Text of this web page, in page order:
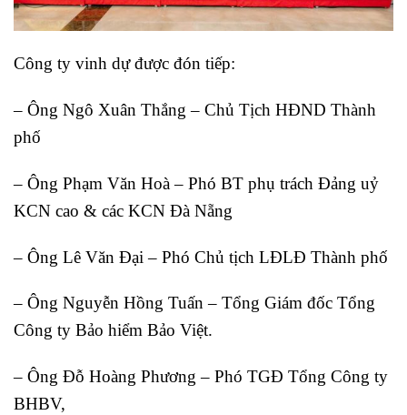
Công ty vinh dự được đón tiếp:
– Ông Ngô Xuân Thắng – Chủ Tịch HĐND Thành
phố
– Ông Phạm Văn Hoà – Phó BT phụ trách Đảng uỷ
KCN cao & các KCN Đà Nẵng
– Ông Lê Văn Đại – Phó Chủ tịch LĐLĐ Thành phố
– Ông Nguyễn Hồng Tuấn – Tổng Giám đốc Tổng
Công ty Bảo hiểm Bảo Việt.
– Ông Đỗ Hoàng Phương – Phó TGĐ Tổng Công ty
BHBV,